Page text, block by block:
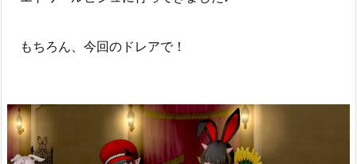
もちろん、今回のドレアで！